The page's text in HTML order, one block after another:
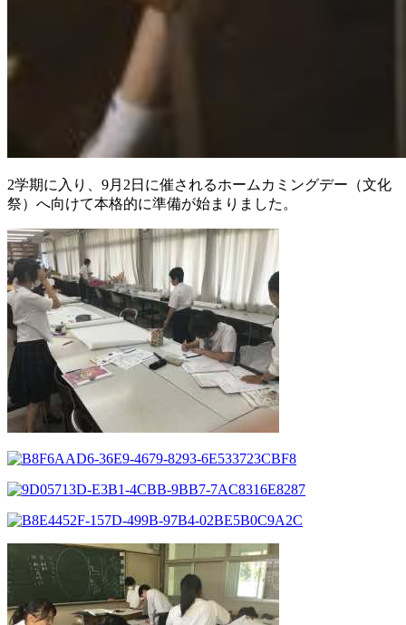
2学期に入り、9月2日に催されるホームカミングデー（文化
祭）へ向けて本格的に準備が始まりました。